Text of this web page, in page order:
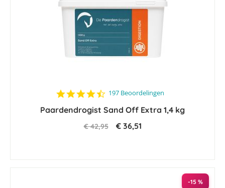
4.5
rating
197 Beoordelingen
Paardendrogist Sand Off Extra 1,4 kg
€ 42,95 € 36,51
-15 %